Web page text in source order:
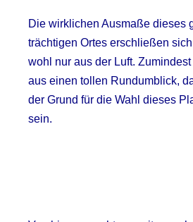
Die wirklichen Ausmaße dieses
trächtigen Ortes erschließen
wohl nur aus der Luft.
aus einen tollen Rundumblick,
der Grund für die Wahl dieses
sein.